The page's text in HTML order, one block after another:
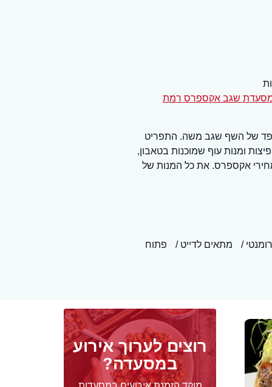
שגב אקספרס רמת
של השף שגב משה. התפריט
ומנות עוף שמוכנות בטאבון,
אקספרס. את כל המנות של
מתאים לדייט פתוח
רוצים לערוך אירוע
במסעדה?